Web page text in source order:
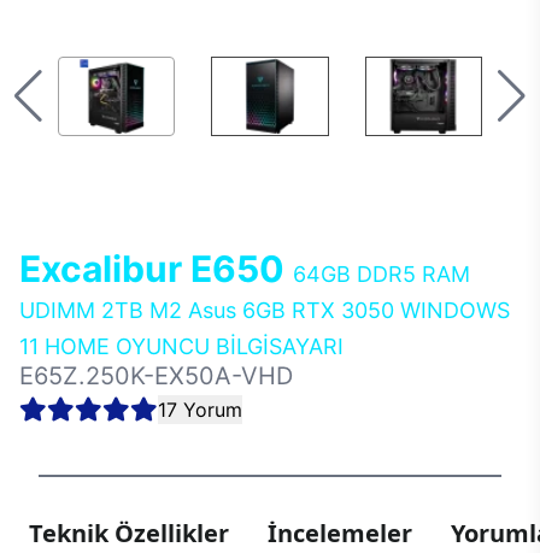
Excalibur E650 64GB DDR5 RAM
UDIMM 2TB M2 Asus 6GB RTX 3050 WINDOWS
11 HOME OYUNCU BİLGİSAYARI
E65Z.250K-EX50A-VHD
17 Yorum
Teknik Özellikler İncelemeler